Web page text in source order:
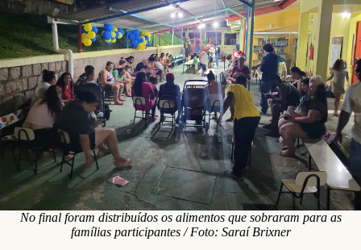
No final foram distribuídos os alimentos que sobraram para as
famílias participantes / Foto: Saraí Brixner